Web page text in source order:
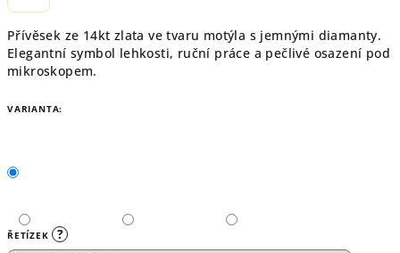
Přívěsek ze 14kt zlata ve tvaru motýla s jemnými diamanty.
Elegantní symbol lehkosti, ruční práce a pečlivé osazení pod
mikroskopem.
VARIANTA:
ŘETÍZEK ?